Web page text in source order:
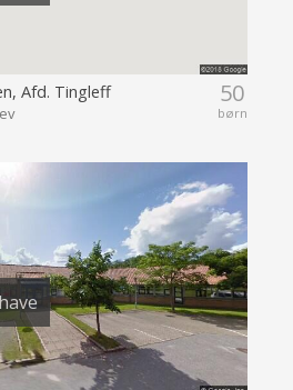
50
børn
Afd. Tingleff